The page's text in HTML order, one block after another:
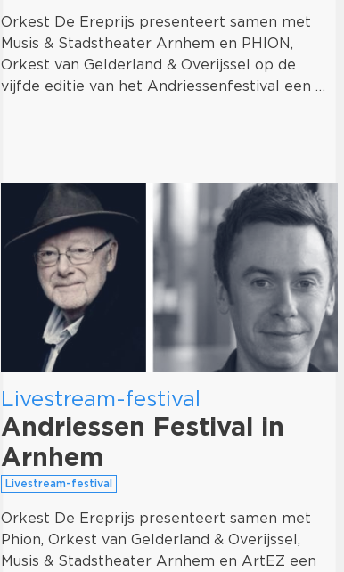
Orkest De Ereprijs presenteert samen met
Musis & Stadstheater Arnhem en PHION,
Orkest van Gelderland & Overijssel op de
vijfde editie van het Andriessenfestival een …
Livestream-festival
Andriessen Festival in
Arnhem
Livestream-festival
Orkest De Ereprijs presenteert samen met
Phion, Orkest van Gelderland & Overijssel,
Musis & Stadstheater Arnhem en ArtEZ een